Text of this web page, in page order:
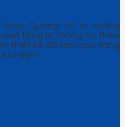
Quang Vũ là xưởng
tặng in thông tin theo
thiết kế để làm quà tặng
niệm…